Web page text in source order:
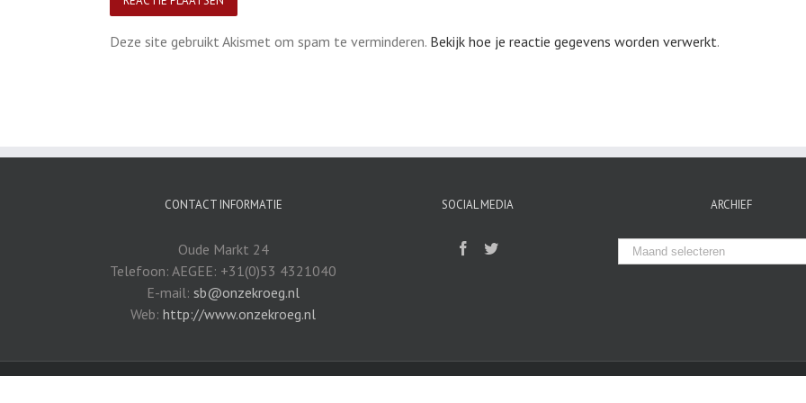
Deze site gebruikt Akismet om spam te verminderen. Bekijk hoe je reactie gegevens worden verwerkt.
CONTACT INFORMATIE
Oude Markt 24
Telefoon: AEGEE: +31(0)53 4321040
E-mail:sb@onzekroeg.nl
Web:http://www.onzekroeg.nl
SOCIAL MEDIA ARCHIEF